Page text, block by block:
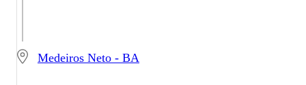
Medeiros Neto - BA